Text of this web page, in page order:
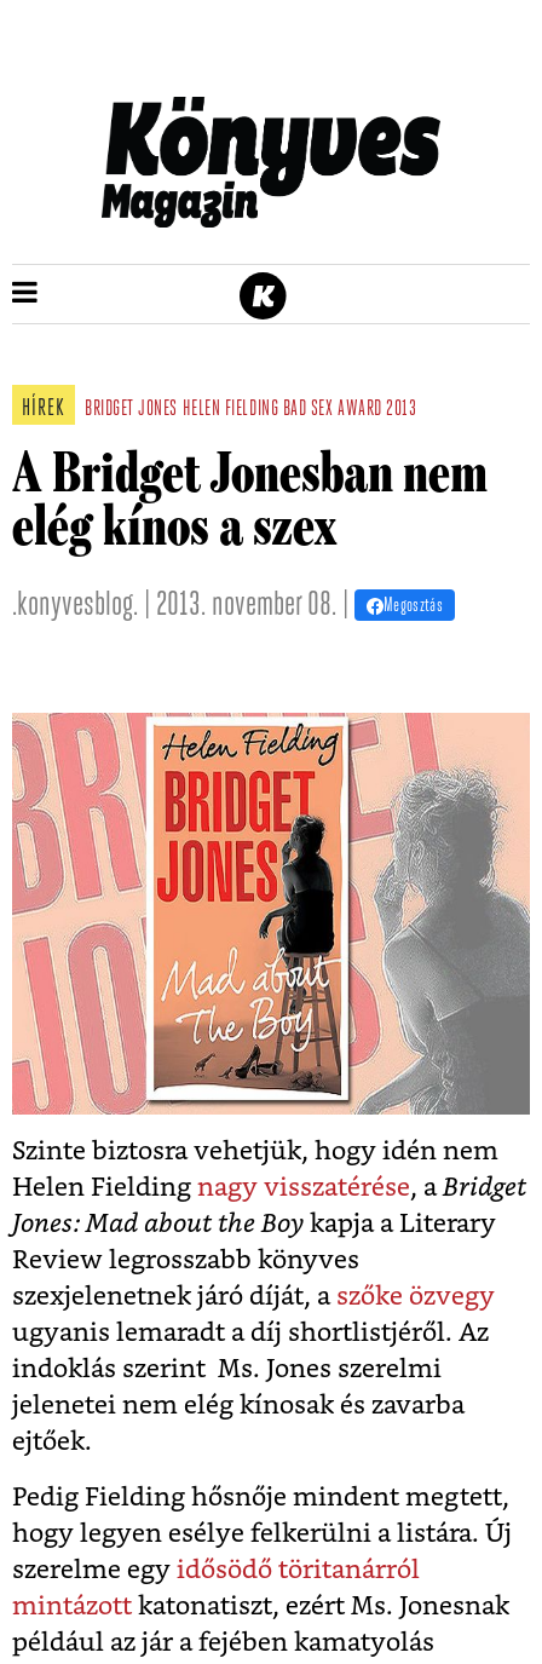
HÍREK BRIDGET JONES HELEN FIELDING BAD SEX AWARD 2013
A Bridget Jonesban nem
elég kínos a szex
.konyvesblog. | 2013. november 08. | Megosztás
Szinte biztosra vehetjük, hogy idén nem
Helen Fielding nagy visszatérése, aBridget
Jones: Mad about the Boy kapja a Literary
Review legrosszabb könyves
szexjelenetnek járó díját, a szőke özvegy
ugyanis lemaradt a díj shortlistjéről. Az
indoklás szerint Ms. Jones szerelmi
jelenetei nem elég kínosak és zavarba
ejtőek.
Pedig Fielding hősnője mindent megtett,
hogy legyen esélye felkerülni a listára. Új
szerelme egy idősödő töritanárról
mintázott katonatiszt, ezért Ms. Jonesnak
például az jár a fejében kamatyolás